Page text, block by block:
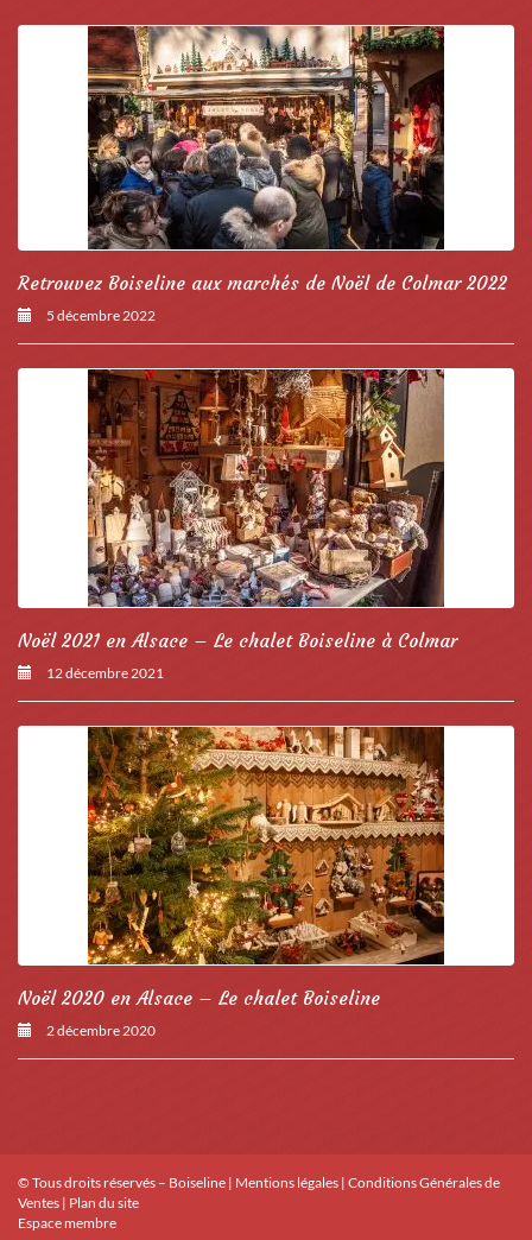
Retrouvez Boiseline aux marchés de Noël de Colmar 2022
5 décembre 2022
Noël 2021 en Alsace – Le chalet Boiseline à Colmar
12 décembre 2021
Noël 2020 en Alsace – Le chalet Boiseline
2 décembre 2020
© Tous droits réservés – Boiseline | Mentions légales | Conditions Générales de
Ventes | Plan du site
Espace membre